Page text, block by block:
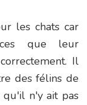
les chats car
que leur
Il
des félins de
n'y ait pas